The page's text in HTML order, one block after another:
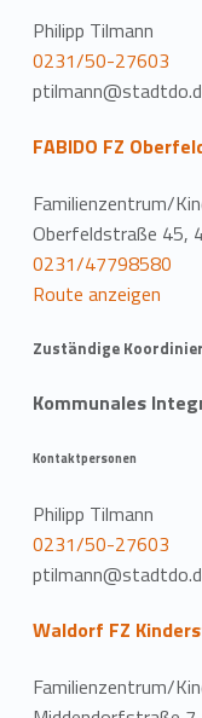
Philipp Tilmann
0231/50-27603
FABIDO FZ
Familienzentrum/
Oberfeldstraße 45,
0231/47798580
Route anzeigen
Zuständige
Kommunales
Kontaktpersonen
Philipp Tilmann
0231/50-27603
Waldorf FZ
Familienzentrum/